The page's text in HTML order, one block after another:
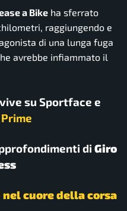
a Bike ha sferrato
raggiungendo e
di una lunga fuga
avrebbe infiammato il
su Sportface e
di Giro
cuore della corsa